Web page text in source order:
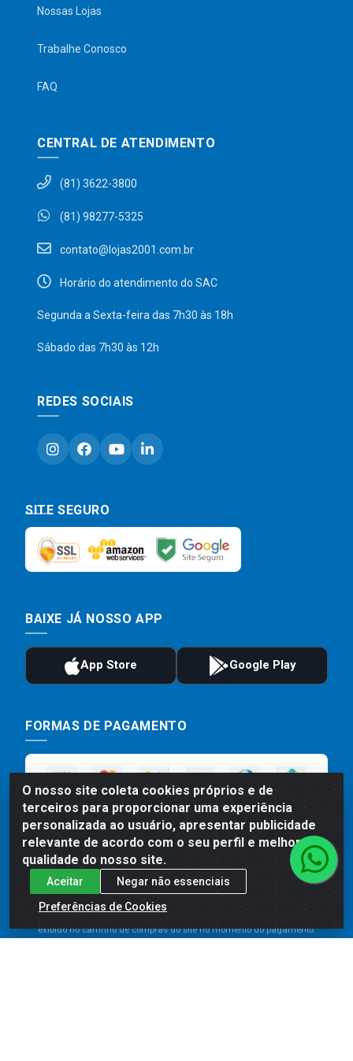
O nosso site coleta cookies próprios e de
terceiros para proporcionar uma experiência
personalizada ao usuário, apresentar publicidade
relevante de acordo com o seu perfil e melhorar a
qualidade do nosso site.
Aceitar
Negar não essenciais
Preferências de Cookies
Nossas Lojas
Trabalhe Conosco
FAQ
CENTRAL DE ATENDIMENTO
(81) 3622-3800
(81) 98277-5325
contato@lojas2001.com.br
Horário do atendimento do SAC
Segunda a Sexta-feira das 7h30 às 18h
Sábado das 7h30 às 12h
REDES SOCIAIS
SITE SEGURO
BAIXE JÁ NOSSO APP
FORMAS DE PAGAMENTO
Preços, promoções, condições de pagamento e frete são válidos
para compras realizadas exclusivamente pelo site. Caso haja
divergência de preço de um produto, será válido o preço que for
exibido no carrinho de compras do site no momento do pagamento.